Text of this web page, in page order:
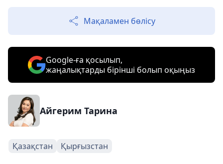
Мақаламен бөлісу
Google-ға қосылып,
жаңалықтарды бірінші болып оқыңыз
Айгерим Тарина
Қазақстан Қырғызстан